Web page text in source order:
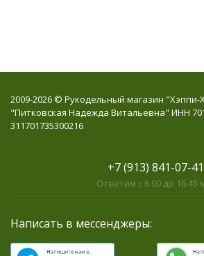
2009-2026 © Рукодельный магазин
"Питковская Надежда Витальевна" ИНН
311701735300216
+7 (913) 841-07-41
Ответим с 6.00 до 16.45
Написать в мессенджеры: